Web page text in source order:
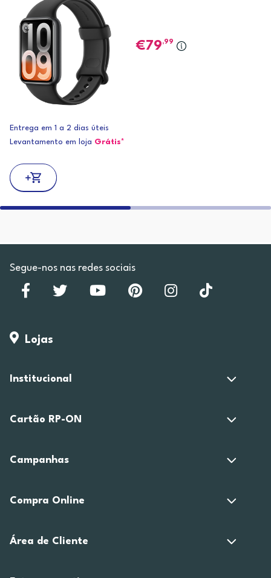
79,99
Entrega em 1 a 2 dias úteis
Levantamento em loja Grátis*
Segue-nos nas redes sociais
Lojas
Institucional
Cartão RP-ON
Campanhas
Compra Online
Área de Cliente